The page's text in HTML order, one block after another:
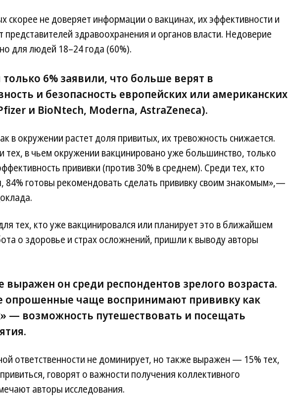
скорее не доверяет информации о вакцинах, их эффективности и
представителей здравоохранения и органов власти. Недоверие
для людей 18–24 года (60%).
6% заявили, что больше верят в
и безопасность европейских или американских
и BioNtech, Moderna, AstraZeneca).
в окружении растет доля привитых, их тревожность снижается.
тех, в чьем окружении вакцинировано уже большинство, только
прививки (против 30% в среднем). Среди тех, кто
84% готовы рекомендовать сделать прививку своим знакомым»,—
тех, кто уже вакцинировался или планирует это в ближайшем
о здоровье и страх осложнений, пришли к выводу авторы
выражен он среди респондентов зрелого возраста.
чаще воспринимают прививку как
— возможность путешествовать и посещать
ответственности не доминирует, но также выражен — 15% тех,
говорят о важности получения коллективного
авторы исследования.